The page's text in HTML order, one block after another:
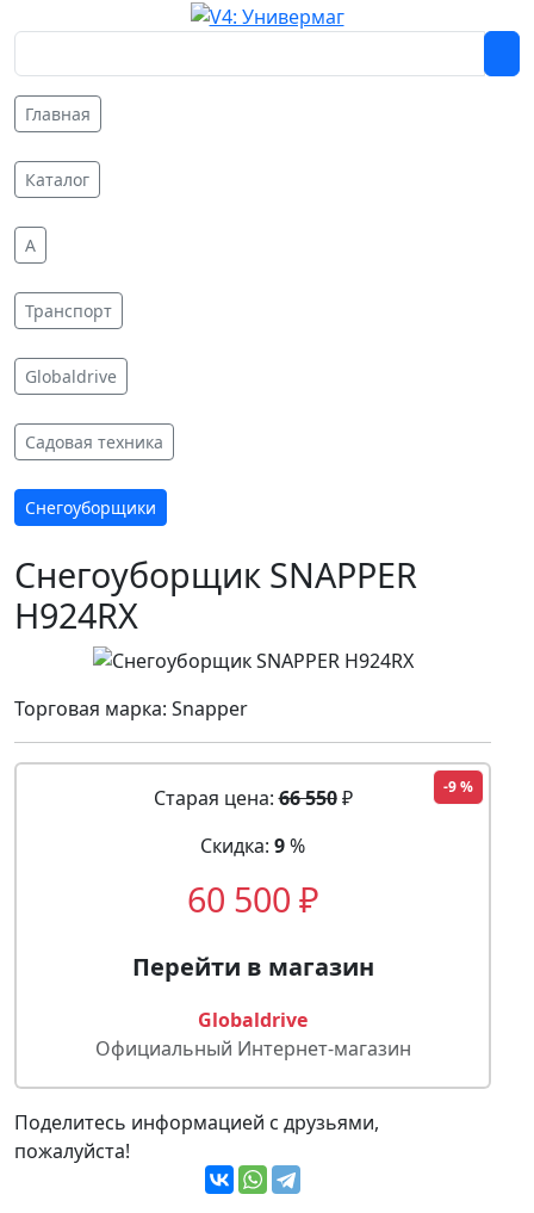
Главная
Каталог
A
Транспорт
Globaldrive
Садовая техника
Снегоуборщики
Снегоуборщик SNAPPER
H924RX
Торговая марка: Snapper
-9 %
Старая цена:66 550₽
Скидка: 9%
60 500 ₽
Перейти в магазин
Globaldrive
Официальный Интернет-магазин
Поделитесь информацией с друзьями,
пожалуйста!